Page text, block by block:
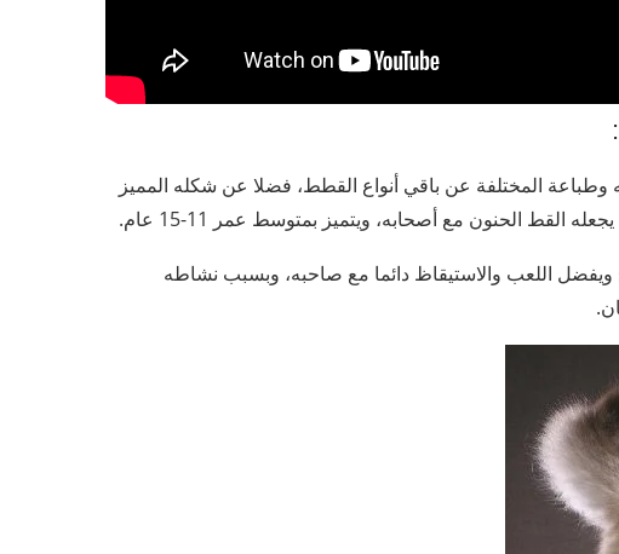
المختلفة عن باقي أنواع القطط، فضلا عن شكله المميز
الحنون مع أصحابه، ويتميز بمتوسط عمر 11-15 عام.
ويفضل اللعب والاستيقاظ دائما مع صاحبه، وبسبب نشاطه